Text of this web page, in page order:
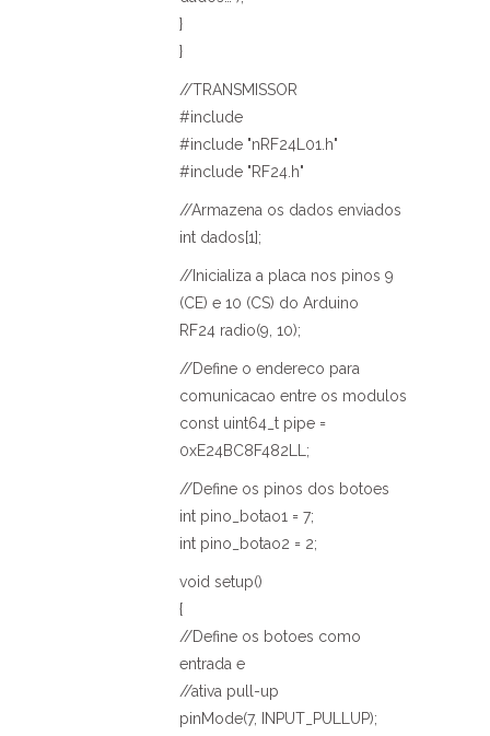
}
}
//TRANSMISSOR
#include
#include "nRF24L01.h"
#include "RF24.h"
//Armazena os dados enviados
int dados[1];
//Inicializa a placa nos pinos 9
(CE) e 10 (CS) do Arduino
RF24 radio(9, 10);
//Define o endereco para
comunicacao entre os modulos
const uint64_t pipe =
0xE24BC8F482LL;
//Define os pinos dos botoes
int pino_botao1 = 7;
int pino_botao2 = 2;
void setup()
{
//Define os botoes como
entrada e
//ativa pull-up
pinMode(7, INPUT_PULLUP);